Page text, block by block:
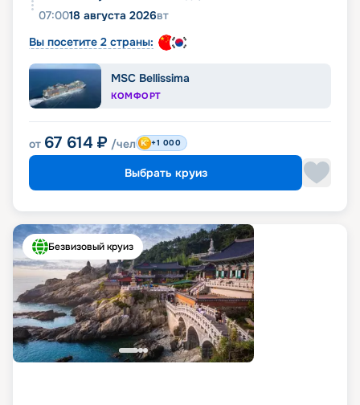
07:0018 августа 2026вт
Вы посетите 2 страны:
MSC Bellissima
КОМФОРТ
от 67 614 ₽ /чел +1 000
Выбрать круиз
Безвизовый круиз